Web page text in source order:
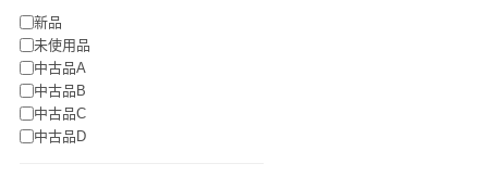
新品
未使用品
中古品A
中古品B
中古品C
中古品D